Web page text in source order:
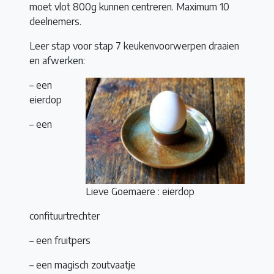
moet vlot 800g kunnen centreren. Maximum 10
deelnemers.
Leer stap voor stap 7 keukenvoorwerpen draaien
en afwerken:
Lieve Goemaere : eierdop
– een
eierdop
– een
confituurtrechter
– een fruitpers
– een magisch zoutvaatje